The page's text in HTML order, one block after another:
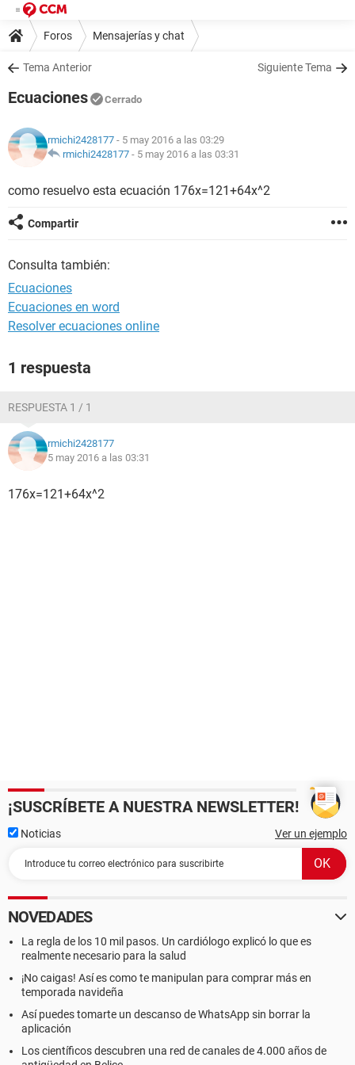
Foros Mensajerías y chat
Tema Anterior Siguiente Tema
Ecuaciones Cerrado
rmichi2428177 - 5 may 2016 a las 03:29
rmichi2428177 - 5 may 2016 a las 03:31
como resuelvo esta ecuación 176x=121+64x^2
Compartir
Consulta también:
Ecuaciones
Ecuaciones en word
Resolver ecuaciones online
1 respuesta
RESPUESTA 1 / 1
rmichi2428177
5 may 2016 a las 03:31
176x=121+64x^2
¡SUSCRÍBETE A NUESTRA NEWSLETTER!
Noticias Ver un ejemplo
NOVEDADES
La regla de los 10 mil pasos. Un cardiólogo explicó lo que es
realmente necesario para la salud
¡No caigas! Así es como te manipulan para comprar más en
temporada navideña
Así puedes tomarte un descanso de WhatsApp sin borrar la
aplicación
Los científicos descubren una red de canales de 4.000 años de